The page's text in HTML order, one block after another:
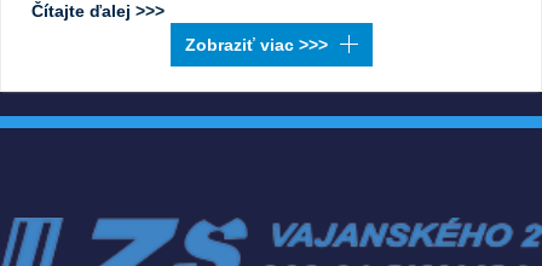
Čítajte ďalej >>>